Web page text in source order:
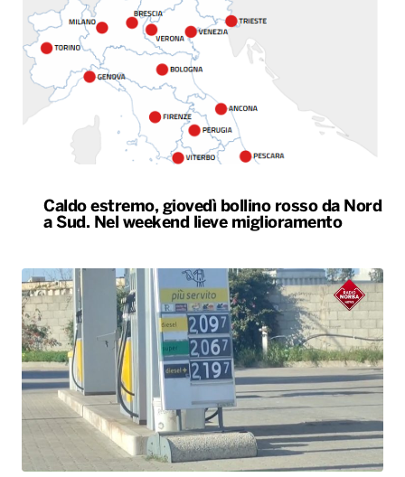
Caldo estremo, giovedì bollino rosso da Nord
a Sud. Nel weekend lieve miglioramento